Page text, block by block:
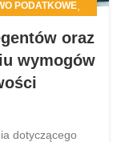
PODATKOWE,
oraz
wymogów
dotyczącego